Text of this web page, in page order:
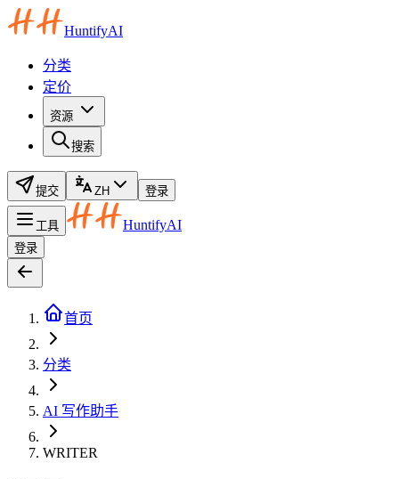
HuntifyAI
分类
定价
资源
搜索
提交 ZH 登录
工具 HuntifyAI
登录
首页
分类
AI 写作助手
WRITER